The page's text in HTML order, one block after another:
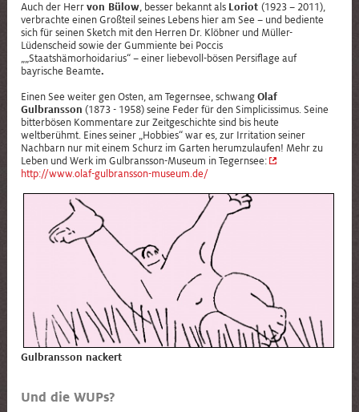
Auch der Herrvon Bülow, besser bekannt als Loriot(1923 – 2011),
verbrachte einen Großteil seines Lebens hier am See – und bediente
sich für seinen Sketch mit den Herren Dr. Klöbner und Müller-
Lüdenscheid sowie der Gummiente bei Poccis
„„Staatshämorhoidarius“ – einer liebevoll-bösen Persiflage auf
bayrische Beamte.
Einen See weiter gen Osten, am Tegernsee, schwangOlaf
Gulbransson (1873 - 1958) seine Feder für den Simplicissimus. Seine
bitterbösen Kommentare zur Zeitgeschichte sind bis heute
weltberühmt. Eines seiner „Hobbies“ war es, zur Irritation seiner
Nachbarn nur mit einem Schurz im Garten herumzulaufen! Mehr zu
Leben und Werk im Gulbransson-Museum in Tegernsee:
http://www.olaf-gulbransson-museum.de/
Gulbransson nackert
Und die WUPs?